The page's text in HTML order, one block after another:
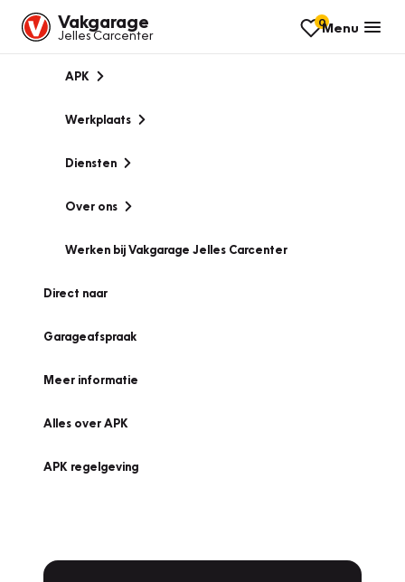
Vakgarage
Jelles Carcenter
0Menu
APK
Werkplaats
Diensten
Over ons
Werken bij Vakgarage Jelles Carcenter
Direct naar
Garageafspraak
Meer informatie
Alles over APK
APK regelgeving